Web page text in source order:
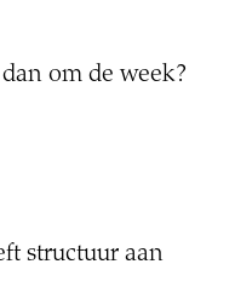
om de week?
structuur aan